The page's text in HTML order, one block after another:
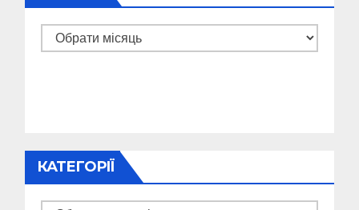
Архіви
КАТЕГОРІЇ